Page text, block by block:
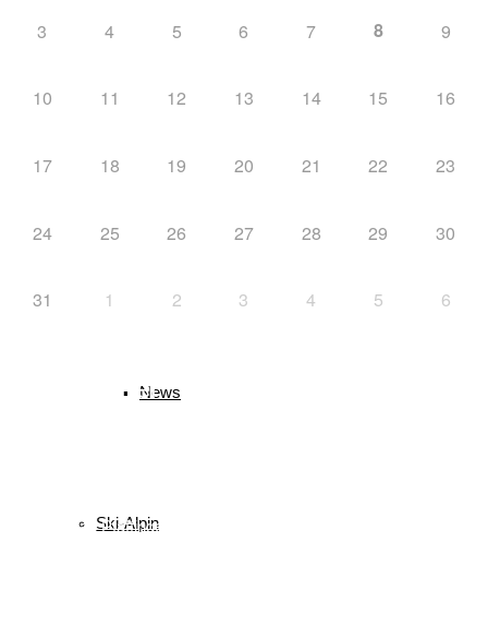
News
Ski-Alpin
3 4 5 6 7 8 9
10 11 12 13 14 15 16
17 18 19 20 21 22 23
24 25 26 27 28 29 30
31 1 2 3 4 5 6
Schlagwörter
Kilian Pfaffinger